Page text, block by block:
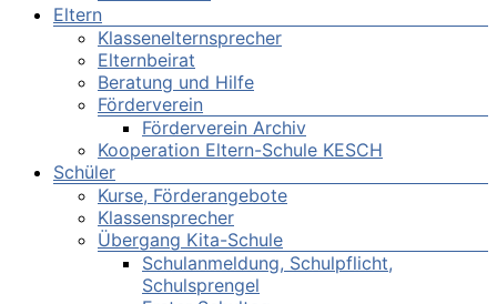
Eltern
Klassenelternsprecher
Elternbeirat
Beratung und Hilfe
Förderverein
Förderverein Archiv
Kooperation Eltern-Schule KESCH
Schüler
Kurse, Förderangebote
Klassensprecher
Übergang Kita-Schule
Schulanmeldung, Schulpflicht,
Schulsprengel